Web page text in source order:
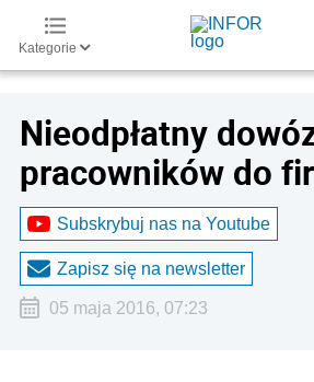
Kategorie
Nieodpłatny
pracowników do
Subskrybuj nas na Youtube
Zapisz się na newsletter
05 maja 2016, 07:23